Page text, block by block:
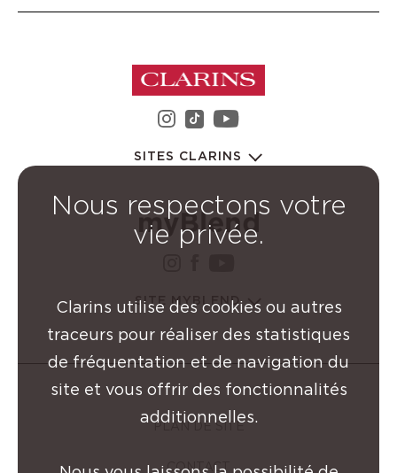
instagram Groupe
youtube Groupe
SITES CLARINS
SITE MYBLEND
PLAN DE SITE
CONTACT
Nous respectons votre
vie privée.
Clarins utilise des cookies ou autres
traceurs pour réaliser des statistiques
de fréquentation et de navigation du
site et vous offrir des fonctionnalités
additionnelles.